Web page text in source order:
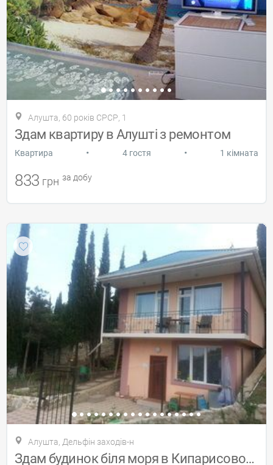
Алушта, 60 років СРСР, 1
Здам квартиру в Алушті з ремонтом
Квартира • 4 гостя • 1 кімната
833 грн за добу
Алушта, Дельфін заходів-н
Здам будинок біля моря в Кипарисовом ліс